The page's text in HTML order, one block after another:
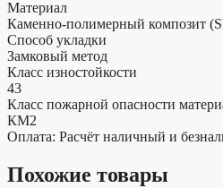
Материал
Каменно-полимерный композит
Способ укладки
Замковый метод
Класс изностойкости
43
Класс пожарной опасности
КМ2
Оплата: Расчёт наличный и
Похожие товары